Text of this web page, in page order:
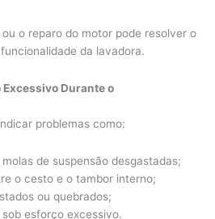
o reparo do motor pode resolver o
da lavadora.
Durante o
problemas como:
de suspensão desgastadas;
o cesto e o tambor interno;
ou quebrados;
esforço excessivo.